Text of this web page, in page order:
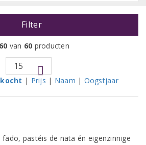
Filter
van 60 producten
| Prijs | Naam | Oogstjaar
pastéis de nata én eigenzinnige